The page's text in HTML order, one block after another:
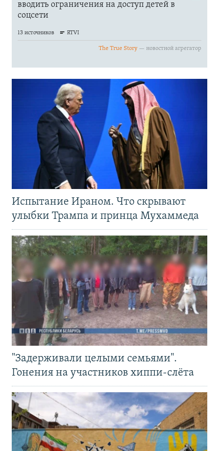
Испытание Ираном. Что скрывают
улыбки Трампа и принца Мухаммеда
"Задерживали целыми семьями".
Гонения на участников хиппи-слёта